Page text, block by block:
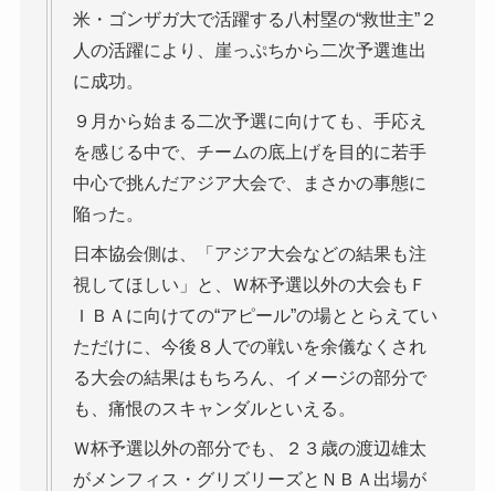
米・ゴンザガ大で活躍する八村塁の“救世主”２
人の活躍により、崖っぷちから二次予選進出
に成功。
９月から始まる二次予選に向けても、手応え
を感じる中で、チームの底上げを目的に若手
中心で挑んだアジア大会で、まさかの事態に
陥った。
日本協会側は、「アジア大会などの結果も注
視してほしい」と、Ｗ杯予選以外の大会もＦ
ＩＢＡに向けての“アピール”の場ととらえてい
ただけに、今後８人での戦いを余儀なくされ
る大会の結果はもちろん、イメージの部分で
も、痛恨のスキャンダルといえる。
Ｗ杯予選以外の部分でも、２３歳の渡辺雄太
がメンフィス・グリズリーズとＮＢＡ出場が